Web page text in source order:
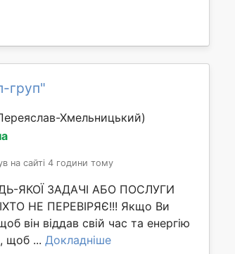
груп"
Хмельницький)
на сайті 4 години тому
ЯКОЇ ЗАДАЧІ АБО ПОСЛУГИ
НЕ ПЕРЕВІРЯЄ!!! Якщо Ви
він віддав свій час та енергію
щоб ... Докладніше